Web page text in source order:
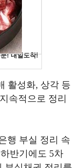
활성화, 상각 등
속적으로 정리
행 부실 정리 속
반기에도 5차